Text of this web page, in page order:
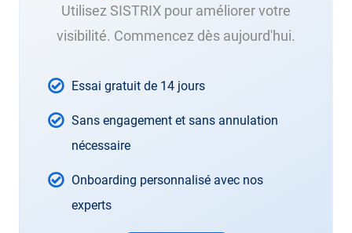
Utilisez SISTRIX pour améliorer votre
visibilité. Commencez dès aujourd'hui.
Essai gratuit de 14 jours
Sans engagement et sans annulation
nécessaire
Onboarding personnalisé avec nos
experts